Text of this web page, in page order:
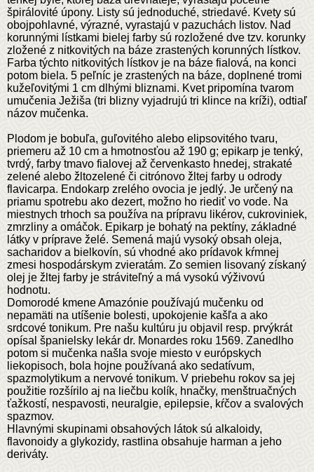
špirálovité úpony. Listy sú jednoduché, striedavé. Kvety sú
obojpohlavné, výrazné, vyrastajú v pazuchách listov. Nad
korunnými lístkami bielej farby sú rozložené dve tzv. korunky
zložené z nitkovitých na báze zrastených korunných lístkov.
Farba týchto nitkovitých lístkov je na báze fialová, na konci
potom biela. 5 peľníc je zrastených na báze, doplnené tromi
kužeľovitými 1 cm dlhými bliznami. Kvet pripomína tvarom
umučenia Ježiša (tri blizny vyjadrujú tri klince na kríži), odtiaľ
názov mučenka.
Plodom je bobuľa, guľovitého alebo elipsovitého tvaru,
priemeru až 10 cm a hmotnosťou až 190 g; epikarp je tenký,
tvrdý, farby tmavo fialovej až červenkasto hnedej, strakaté
zelené alebo žltozelené či citrónovo žltej farby u odrody
flavicarpa. Endokarp zrelého ovocia je jedlý. Je určený na
priamu spotrebu ako dezert, možno ho riediť vo vode. Na
miestnych trhoch sa používa na prípravu likérov, cukroviniek,
zmrzliny a omáčok. Epikarp je bohatý na pektíny, základné
látky v príprave želé. Semená majú vysoký obsah oleja,
sacharidov a bielkovín, sú vhodné ako prídavok kŕmnej
zmesi hospodárskym zvieratám. Zo semien lisovaný získaný
olej je žltej farby je stráviteľný a má vysokú výživovú
hodnotu.
Domorodé kmene Amazónie používajú mučenku od
nepamäti na utíšenie bolesti, upokojenie kašľa a ako
srdcové tonikum. Pre našu kultúru ju objavil resp. prvýkrát
opísal španielsky lekár dr. Monardes roku 1569. Zanedlho
potom si mučenka našla svoje miesto v európskych
liekopisoch, bola hojne používaná ako sedatívum,
spazmolytikum a nervové tonikum. V priebehu rokov sa jej
použitie rozšírilo aj na liečbu kolík, hnačky, menštruačných
ťažkostí, nespavosti, neuralgie, epilepsie, kŕčov a svalových
spazmov.
Hlavnými skupinami obsahových látok sú alkaloidy,
flavonoidy a glykozidy, rastlina obsahuje harman a jeho
deriváty.